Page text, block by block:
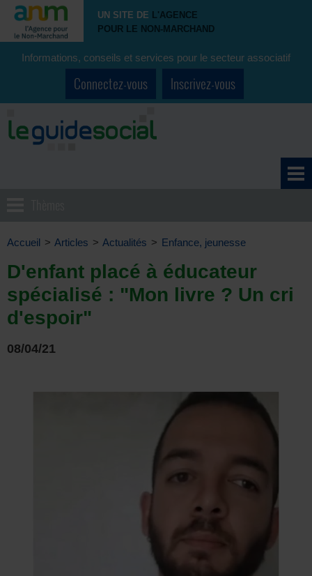
UN SITE DE L'AGENCE
POUR LE NON-MARCHAND
Informations, conseils et services pour le secteur associatif
Connectez-vous Inscrivez-vous
Accueil > Articles > Actualités > Enfance, jeunesse
D'enfant placé à éducateur
spécialisé : "Mon livre ? Un cri
d'espoir"
08/04/21